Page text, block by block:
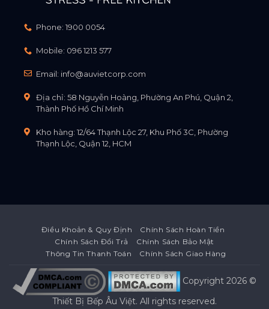
Phone: 1900 0054
Mobile: 096 1213 577
Email: info@auvietcorp.com
Địa chỉ: 58 Nguyễn Hoàng, Phường An Phú, Quận 2,
Thành Phố Hồ Chí Minh
Kho hàng: 12/64 Thạnh Lộc 27, Khu Phố 3C, Phường
Thạnh Lộc, Quận 12, HCM
Điều Khoản & Quy Định
Chính Sách Hoàn Tiền
Chính Sách Đổi Trả
Chính Sách Bảo Mật
Thông Tin Thanh Toán
Chính Sách Giao Hàng
Copyright 2026 ©
Thiết Bị Bếp Âu Việt. All rights reserved.